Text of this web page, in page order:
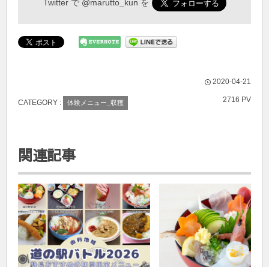
Twitter で @marutto_kun を
2020-04-21
2716 PV
CATEGORY : 体験メニュー_収穫
関連記事